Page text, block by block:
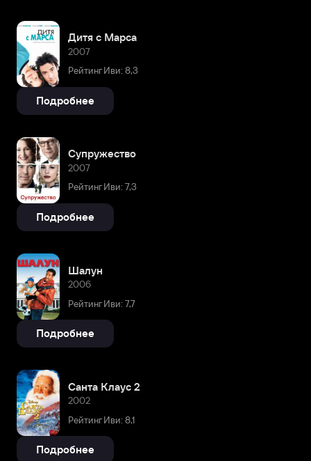
Дитя с Марса
2007
Рейтинг Иви: 8,3
Подробнее
Супружество
2007
Рейтинг Иви: 7,3
Подробнее
Шалун
2006
Рейтинг Иви: 7,7
Подробнее
Санта Клаус 2
2002
Рейтинг Иви: 8,1
Подробнее